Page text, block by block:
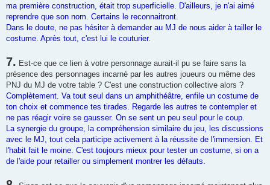
ma première construction, était trop superficielle. D'ailleurs, je n'ai aimé
reprendre que son nom. Certains le reconnaitront.
Dans le doute, ne pas hésiter à demander au MJ de nous aider à tailler le
costume. Après tout, c'est lui le couturier.
7. Est-ce que ce lien à votre personnage aurait-il pu se faire sans la
présence des personnages incarné par les autres joueurs ou même des
PNJ du MJ de votre table ? C'est une construction collective alors ?
Complètement. Va tout seul dans un amphithéâtre, enfile un costume de
ton choix et commence tes tirades. Regarde les autres te contempler et
ne pas réagir voire se gausser. On se sent un peu seul pour le coup.
La synergie du groupe, la compréhension similaire du jeu, les discussions
avec le MJ, tout cela participe activement à la réussite de l'immersion. Et
l'habit fait le moine. C'est toujours mieux pour tester un costume, si on a
de l'aide pour retailler ou simplement montrer les défauts.